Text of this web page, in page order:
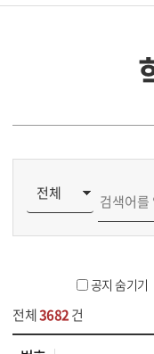
공지 숨기기
전체3682건